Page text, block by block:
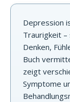
Depression
Traurigkeit
Denken,
Buch
zeigt
Symptome